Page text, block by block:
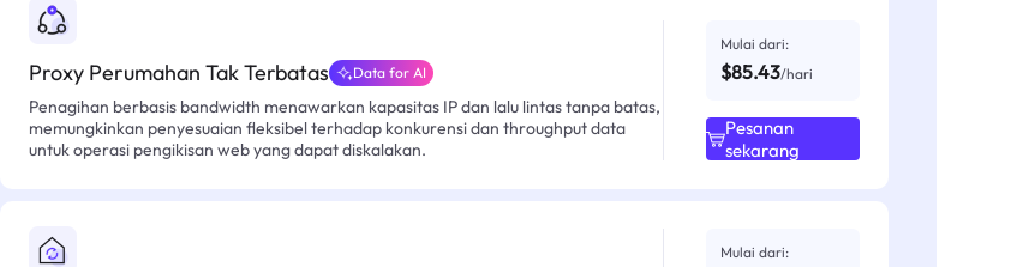
Proxy Perumahan Tak Terbatas Data for AI
Penagihan berbasis bandwidth menawarkan kapasitas IP dan lalu lintas tanpa batas,
memungkinkan penyesuaian fleksibel terhadap konkurensi dan throughput data
untuk operasi pengikisan web yang dapat diskalakan.
Mulai dari:
$85.43/hari
Pesanan
sekarang
Mulai dari: